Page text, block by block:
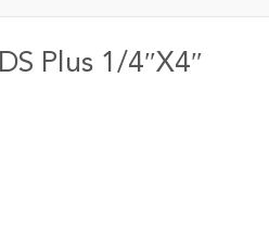
Plus 1/4″X4″